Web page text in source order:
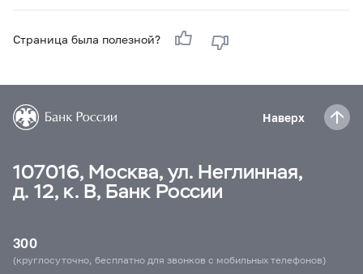
Страница была полезной?
Наверх
107016, Москва, ул. Неглинная,
д. 12, к. В, Банк России
300
(круглосуточно, бесплатно для звонков с мобильных телефонов)